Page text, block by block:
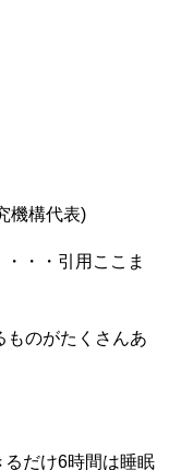
機構代表)
ここま
ものがたくさんあ
だけ6時間は睡眠